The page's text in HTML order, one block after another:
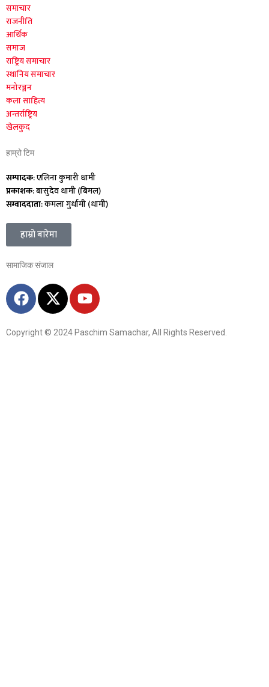
समाचार
राजनीति
आर्थिक
समाज
राष्ट्रिय समाचार
स्थानिय समाचार
मनोरञ्जन
कला साहित्य
अन्तर्राष्ट्रिय
खेलकुद
हाम्रो टिम
सम्पादक: एलिना कुमारी धामी
प्रकाशक: बासुदेव धामी (बिमल)
सम्वाददाता: कमला गुर्धामी (धामी)
हाम्रो बारेमा
सामाजिक संजाल
Copyright © 2024 Paschim Samachar, All Rights Reserved.